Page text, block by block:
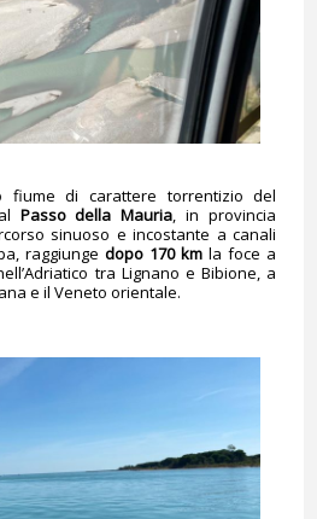
fiume di carattere torrentizio del
Passo della Mauria, in provincia
sinuoso e incostante a canali
raggiunge dopo 170 km la foce a
tra Lignano e Bibione, a
e il Veneto orientale.